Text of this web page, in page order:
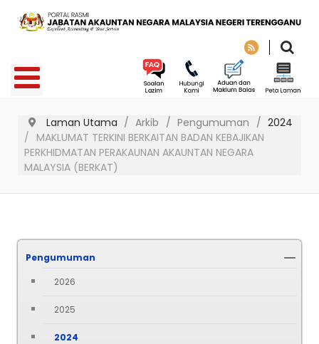
Laman Utama Arkib Pengumuman
2024
MAKLUMAT TERKINI BERKAITAN BADAN KEBAJIKAN
PERKHIDMATAN PERAKAUNAN AKAUNTAN NEGARA
MALAYSIA (BERKAT)
Pengumuman
2026
2025
2024